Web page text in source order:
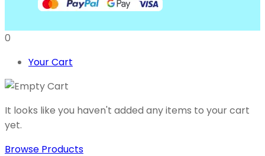
0
Your Cart
It looks like you haven't added any items to your cart
yet.
Browse Products